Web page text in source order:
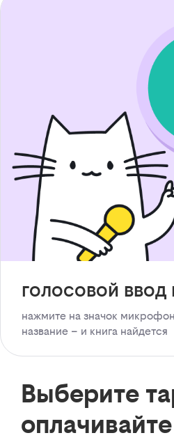
голосовой ввод
нажмите на значок
название – и книга найдется
Выберите